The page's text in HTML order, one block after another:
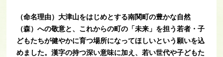
（命名理由）大津山をはじめとする南関町の豊かな自然
（森）への敬意と、これからの町の「未来」を担う若者・子
どもたちが健やかに育つ場所になってほしいという願いを込
めました。漢字の持つ深い意味に加え、若い世代や子どもた